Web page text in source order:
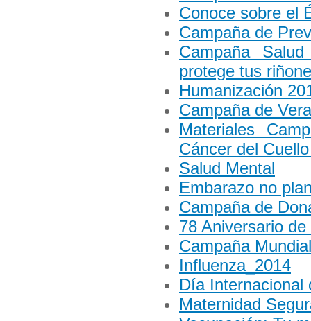
Conoce sobre el
Campaña de
Campaña
protege tus
Humanización
Campaña de
Materiales
Cáncer del
Salud Mental
Embarazo no
Campaña de
78 Aniversario
Campaña
Influenza_2014
Día Internacional
Maternidad